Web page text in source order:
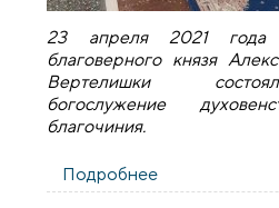
23 апреля 2021 года
благоверного князя
Вертелишки
богослужение
благочиния.
Подробнее
Скидельского